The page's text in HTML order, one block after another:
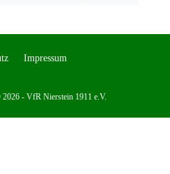
Impressum
- VfR Nierstein 1911 e.V.